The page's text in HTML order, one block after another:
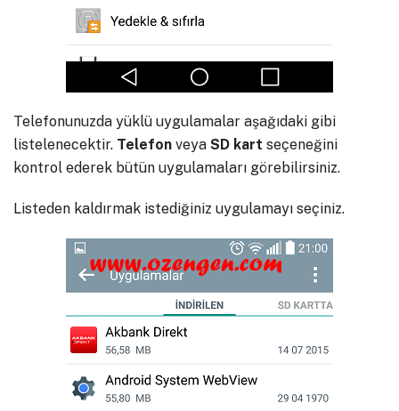
Telefonunuzda yüklü uygulamalar aşağıdaki gibi
listelenecektir. Telefon veya SD kart seçeneğini
kontrol ederek bütün uygulamaları görebilirsiniz.
Listeden kaldırmak istediğiniz uygulamayı seçiniz.